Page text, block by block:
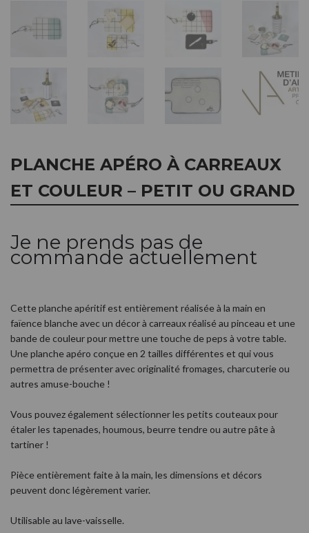
PLANCHE APÉRO À CARREAUX
ET COULEUR – PETIT OU GRAND
Je ne prends pas de
commande actuellement
Cette planche apéritif est entièrement réalisée à la main en
faïence blanche avec un décor à carreaux réalisé au pinceau et une
bande de couleur pour mettre une touche de peps à votre table.
Une planche apéro conçue en 2 tailles différentes et qui vous
permettra de présenter avec originalité fromages, charcuterie ou
autres amuse-bouche !
Vous pouvez également sélectionner les petits couteaux pour
étaler les tapenades, houmous, beurre tendre ou autre pâte à
tartiner !
Pièce entièrement faite à la main, les dimensions et décors
peuvent donc légèrement varier.
Utilisable au lave-vaisselle.